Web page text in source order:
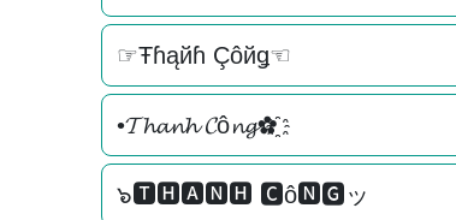
☞Ŧɦąйɦ Çôйǥ☜
•𝓣𝓱𝓪𝓷𝓱 𝓒ô𝓷𝓰✿҈
๖🆃🅷🅰🅽🅷 🅲ô🅽🅶ッ